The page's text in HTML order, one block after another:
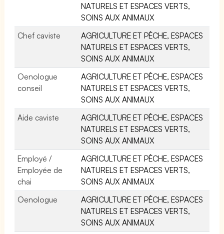
NATURELS ET ESPACES VERTS,
SOINS AUX ANIMAUX
Chef caviste
AGRICULTURE ET PÊCHE, ESPACES
NATURELS ET ESPACES VERTS,
SOINS AUX ANIMAUX
Oenologue
conseil
AGRICULTURE ET PÊCHE, ESPACES
NATURELS ET ESPACES VERTS,
SOINS AUX ANIMAUX
Aide caviste
AGRICULTURE ET PÊCHE, ESPACES
NATURELS ET ESPACES VERTS,
SOINS AUX ANIMAUX
Employé /
Employée de
chai
AGRICULTURE ET PÊCHE, ESPACES
NATURELS ET ESPACES VERTS,
SOINS AUX ANIMAUX
Oenologue
AGRICULTURE ET PÊCHE, ESPACES
NATURELS ET ESPACES VERTS,
SOINS AUX ANIMAUX